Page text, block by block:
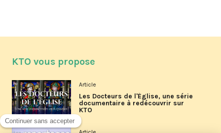
KTO vous propose
Article
Les Docteurs de l'Église, une série
documentaire à redécouvrir sur
KTO